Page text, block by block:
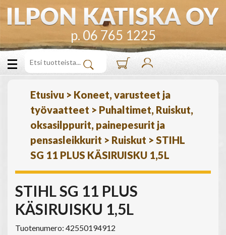
p. 06 765 1225
Etusivu > Koneet, varusteet ja
työvaatteet > Puhaltimet, Ruiskut,
oksasilppurit, painepesurit ja
pensasleikkurit > Ruiskut > STIHL
SG 11 PLUS KÄSIRUISKU 1,5L
STIHL SG 11 PLUS
KÄSIRUISKU 1,5L
Tuotenumero: 42550194912